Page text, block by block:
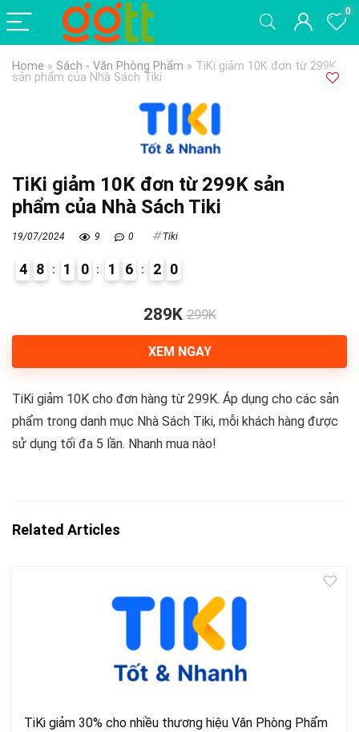
0
Home » Sách - Văn Phòng Phẩm » TiKi giảm 10K đơn từ 299K
sản phẩm của Nhà Sách Tiki
TiKi giảm 10K đơn từ 299K sản
phẩm của Nhà Sách Tiki
19/07/2024 9 0 Tiki
4 8 1 0 1 6 2 0
289K 299K
XEM NGAY
TiKi giảm 10K cho đơn hàng từ 299K. Áp dụng cho các sản
phẩm trong danh mục Nhà Sách Tiki, mỗi khách hàng được
sử dụng tối đa 5 lần. Nhanh mua nào!
Related Articles
TiKi giảm 30% cho nhiều thương hiệu Văn Phòng Phẩm